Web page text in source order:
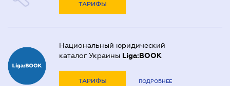
ТАРИФЫ
Национальный юридический
каталог Украины Liga:BOOK
ТАРИФЫ ПОДРОБНЕЕ